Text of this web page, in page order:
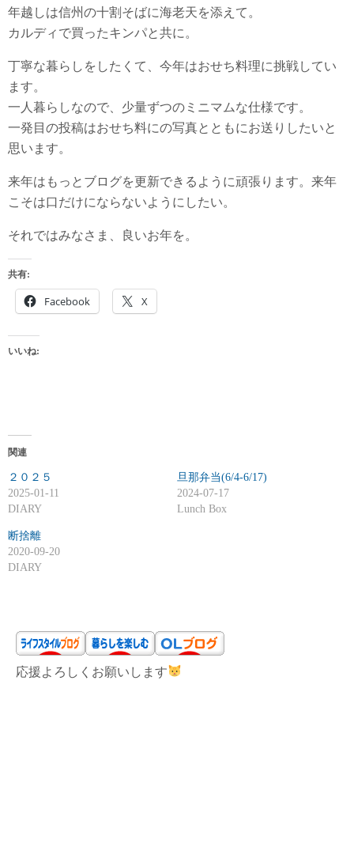
年越しは信州の十割そばに海老天を添えて。
カルディで買ったキンパと共に。
丁寧な暮らしをしたくて、今年はおせち料理に挑戦してい
ます。
一人暮らしなので、少量ずつのミニマムな仕様です。
一発目の投稿はおせち料にの写真とともにお送りしたいと
思います。
来年はもっとブログを更新できるように頑張ります。来年
こそは口だけにならないようにしたい。
それではみなさま、良いお年を。
共有:
Facebook X
いいね:
関連
２０２５
2025-01-11
DIARY
旦那弁当(6/4-6/17)
2024-07-17
Lunch Box
断捨離
2020-09-20
DIARY
応援よろしくお願いします